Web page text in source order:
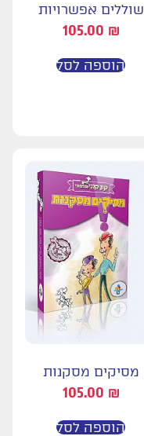
שוללים אפשרויות
105.00 ₪
הוספה לסל
מסיקים מסקנות
105.00 ₪
הוספה לסל